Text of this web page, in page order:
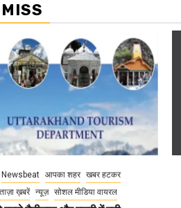
Newsbeat आपका शहर खबर हटकर
ताज़ा ख़बरें न्यूज़ सोशल मीडिया वायरल